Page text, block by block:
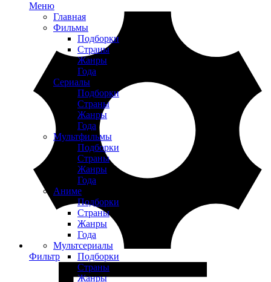
Меню
Главная
Фильмы
Подборки
Страны
Жанры
Года
Сериалы
Подборки
Страны
Жанры
Года
Мультфильмы
Подборки
Страны
Жанры
Года
Аниме
Подборки
Страны
Жанры
Года
Мультсериалы
Подборки
Страны
Жанры
Фильтр